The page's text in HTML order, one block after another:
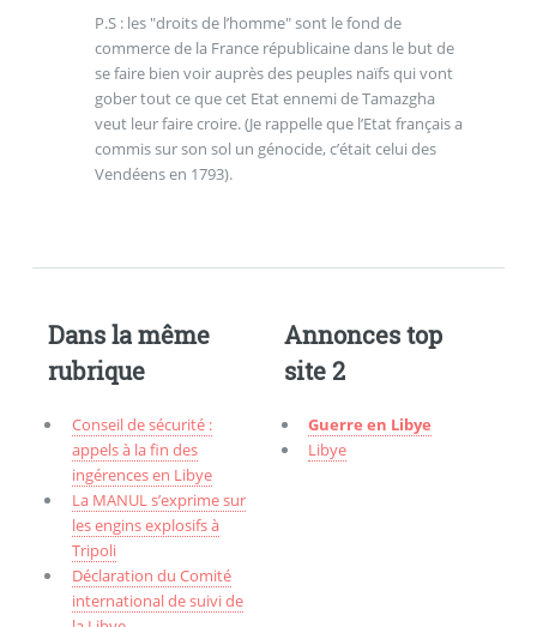
P.S : les "droits de l’homme" sont le fond de
commerce de la France républicaine dans le but de
se faire bien voir auprès des peuples naïfs qui vont
gober tout ce que cet Etat ennemi de Tamazgha
veut leur faire croire. (Je rappelle que l’Etat français a
commis sur son sol un génocide, c’était celui des
Vendéens en 1793).
Dans la même
rubrique
Conseil de sécurité :
appels à la fin des
ingérences en Libye
La MANUL s’exprime sur
les engins explosifs à
Tripoli
Déclaration du Comité
international de suivi de
Annonces top
site 2
Guerre en Libye
Libye